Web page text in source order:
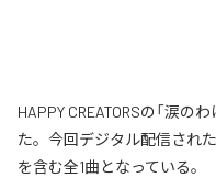
HAPPY CREATORSの「涙の
た。今回デジタル配信され
を含む全1曲となっている。